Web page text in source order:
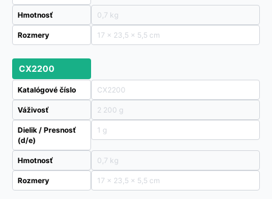
Hmotnosť 0,7 kg
Rozmery 17 × 23,5 × 5,5 cm
CX2200
Katalógové číslo CX2200
Váživosť 2 200 g
Dielik / Presnosť
(d/e)
1 g
Hmotnosť 0,7 kg
Rozmery 17 × 23,5 × 5,5 cm